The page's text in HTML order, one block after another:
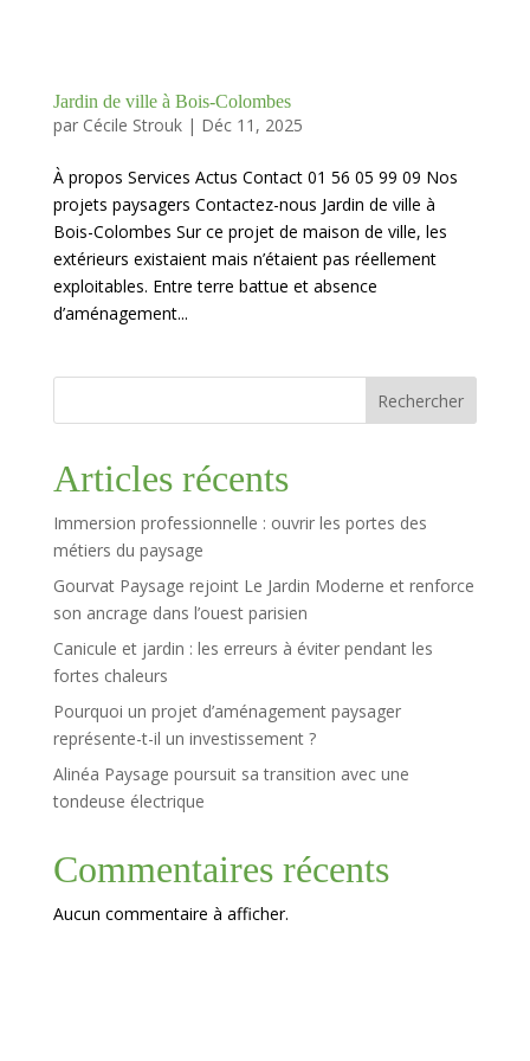
Jardin de ville à Bois-Colombes
par Cécile Strouk| Déc 11, 2025
À propos Services Actus Contact 01 56 05 99 09 Nos
projets paysagers Contactez-nous Jardin de ville à
Bois-Colombes Sur ce projet de maison de ville, les
extérieurs existaient mais n’étaient pas réellement
exploitables. Entre terre battue et absence
d’aménagement...
Rechercher
Articles récents
Immersion professionnelle : ouvrir les portes des
métiers du paysage
Gourvat Paysage rejoint Le Jardin Moderne et renforce
son ancrage dans l’ouest parisien
Canicule et jardin : les erreurs à éviter pendant les
fortes chaleurs
Pourquoi un projet d’aménagement paysager
représente-t-il un investissement ?
Alinéa Paysage poursuit sa transition avec une
tondeuse électrique
Commentaires récents
Aucun commentaire à afficher.